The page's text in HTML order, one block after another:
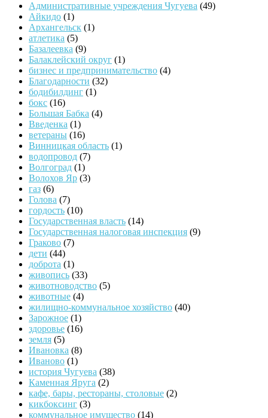
Административные учреждения Чугуева (49)
Айкидо (1)
Архангельск (1)
атлетика (5)
Базалеевка (9)
Балаклейский округ (1)
бизнес и предпринимательство (4)
Благодарности (32)
бодибилдинг (1)
бокс (16)
Большая Бабка (4)
Введенка (1)
ветераны (16)
Винницкая область (1)
водопровод (7)
Волгоград (1)
Волохов Яр (3)
газ (6)
Голова (7)
гордость (10)
Государственная власть (14)
Государственная налоговая инспекция (9)
Граково (7)
дети (44)
доброта (1)
живопись (33)
животноводство (5)
животные (4)
жилищно-коммунальное хозяйство (40)
Зарожное (1)
здоровье (16)
земля (5)
Ивановка (8)
Иваново (1)
история Чугуева (38)
Каменная Яруга (2)
кафе, бары, рестораны, столовые (2)
кикбоксинг (3)
коммунальное имущество (14)